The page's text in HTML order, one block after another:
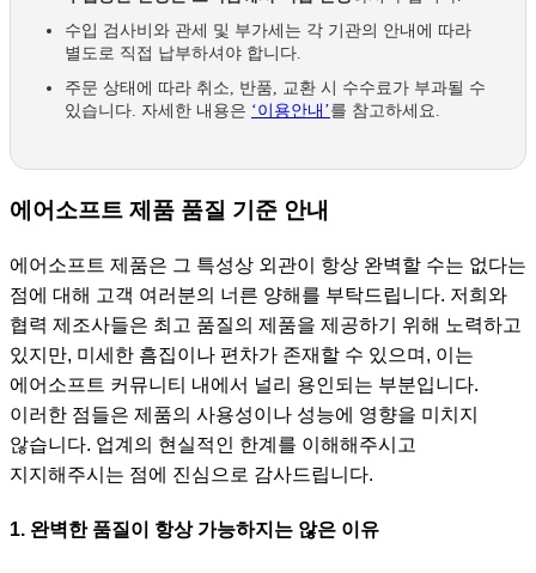
수입 검사비와 관세 및 부가세는 각 기관의 안내에 따라
별도로 직접 납부하셔야 합니다.
주문 상태에 따라 취소, 반품, 교환 시 수수료가 부과될 수
있습니다. 자세한 내용은 ‘이용안내’를 참고하세요.
에어소프트 제품 품질 기준 안내
에어소프트 제품은 그 특성상 외관이 항상 완벽할 수는 없다는
점에 대해 고객 여러분의 너른 양해를 부탁드립니다. 저희와
협력 제조사들은 최고 품질의 제품을 제공하기 위해 노력하고
있지만, 미세한 흠집이나 편차가 존재할 수 있으며, 이는
에어소프트 커뮤니티 내에서 널리 용인되는 부분입니다.
이러한 점들은 제품의 사용성이나 성능에 영향을 미치지
않습니다. 업계의 현실적인 한계를 이해해주시고
지지해주시는 점에 진심으로 감사드립니다.
1. 완벽한 품질이 항상 가능하지는 않은 이유